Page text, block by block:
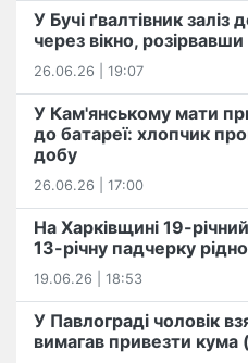
У Бучі ґвалтівник заліз
через вікно, розірвавши
26.06.26 | 19:07
У Кам'янському мати
до батареї: хлопчик
добу
26.06.26 | 17:00
На Харківщині 19-
13-річну падчерку
19.06.26 | 18:53
У Павлограді чоловік
вимагав привезти кума